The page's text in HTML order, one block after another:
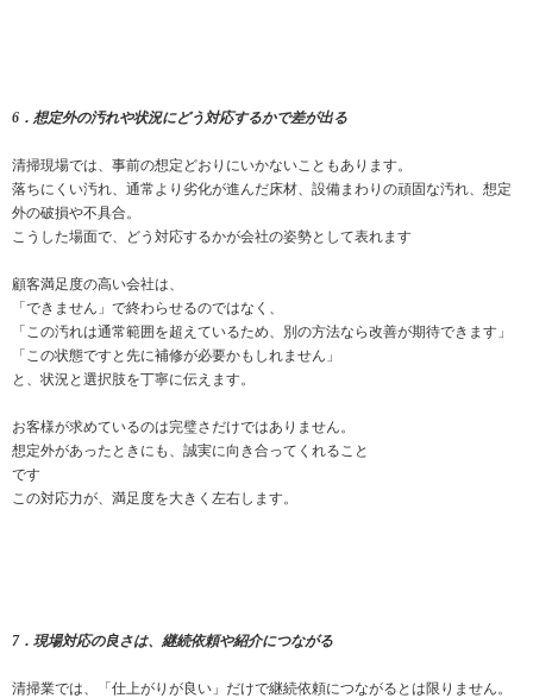
6．想定外の汚れや状況にどう対応するかで差が出る
清掃現場では、事前の想定どおりにいかないこともあります。
落ちにくい汚れ、通常より劣化が進んだ床材、設備まわりの頑固な汚れ、想定
外の破損や不具合。
こうした場面で、どう対応するかが会社の姿勢として表れます
顧客満足度の高い会社は、
「できません」で終わらせるのではなく、
「この汚れは通常範囲を超えているため、別の方法なら改善が期待できます」
「この状態ですと先に補修が必要かもしれません」
と、状況と選択肢を丁寧に伝えます。
お客様が求めているのは完璧さだけではありません。
想定外があったときにも、誠実に向き合ってくれること
です
この対応力が、満足度を大きく左右します。
7．現場対応の良さは、継続依頼や紹介につながる
清掃業では、「仕上がりが良い」だけで継続依頼につながるとは限りません。